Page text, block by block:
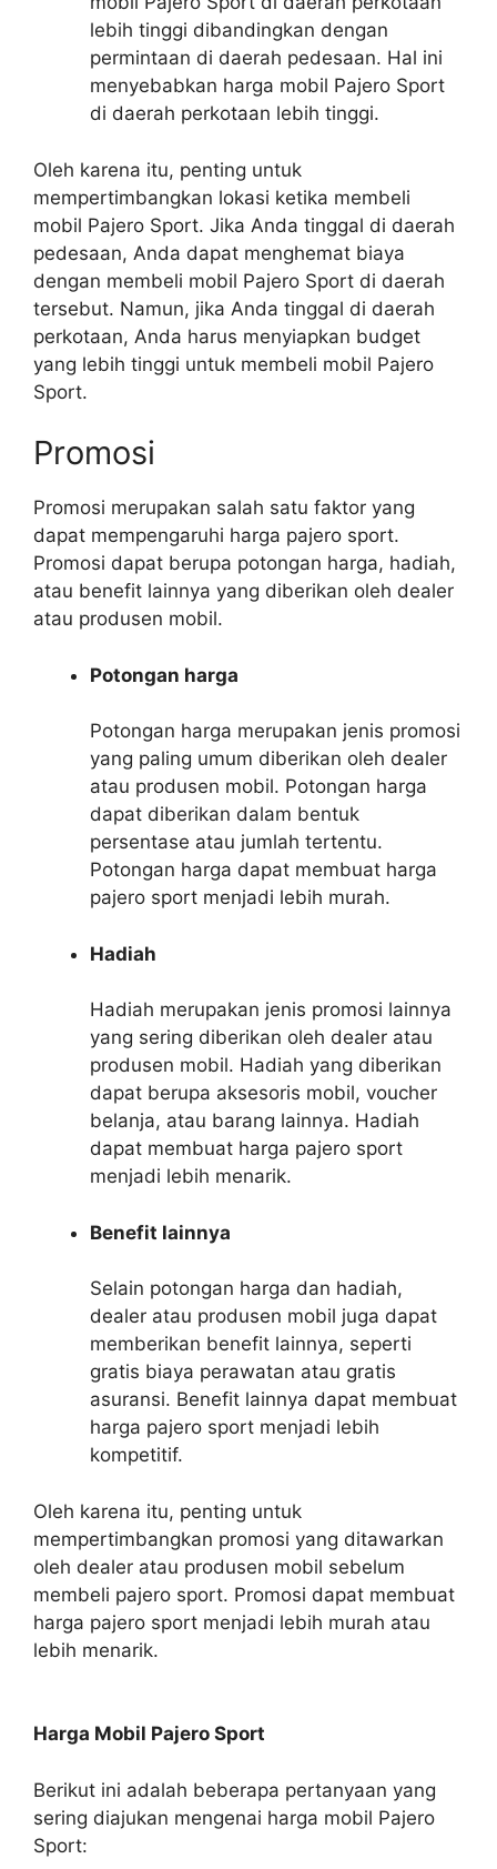
lebih tinggi dibandingkan dengan
permintaan di daerah pedesaan. Hal ini
menyebabkan harga mobil Pajero Sport
di daerah perkotaan lebih tinggi.
Oleh karena itu, penting untuk
mempertimbangkan lokasi ketika membeli
mobil Pajero Sport. Jika Anda tinggal di daerah
pedesaan, Anda dapat menghemat biaya
dengan membeli mobil Pajero Sport di daerah
tersebut. Namun, jika Anda tinggal di daerah
perkotaan, Anda harus menyiapkan budget
yang lebih tinggi untuk membeli mobil Pajero
Sport.
Promosi
Promosi merupakan salah satu faktor yang
dapat mempengaruhi harga pajero sport.
Promosi dapat berupa potongan harga, hadiah,
atau benefit lainnya yang diberikan oleh dealer
atau produsen mobil.
Potongan harga
Potongan harga merupakan jenis promosi
yang paling umum diberikan oleh dealer
atau produsen mobil. Potongan harga
dapat diberikan dalam bentuk
persentase atau jumlah tertentu.
Potongan harga dapat membuat harga
pajero sport menjadi lebih murah.
Hadiah
Hadiah merupakan jenis promosi lainnya
yang sering diberikan oleh dealer atau
produsen mobil. Hadiah yang diberikan
dapat berupa aksesoris mobil, voucher
belanja, atau barang lainnya. Hadiah
dapat membuat harga pajero sport
menjadi lebih menarik.
Benefit lainnya
Selain potongan harga dan hadiah,
dealer atau produsen mobil juga dapat
memberikan benefit lainnya, seperti
gratis biaya perawatan atau gratis
asuransi. Benefit lainnya dapat membuat
harga pajero sport menjadi lebih
kompetitif.
Oleh karena itu, penting untuk
mempertimbangkan promosi yang ditawarkan
oleh dealer atau produsen mobil sebelum
membeli pajero sport. Promosi dapat membuat
harga pajero sport menjadi lebih murah atau
lebih menarik.
Harga Mobil Pajero Sport
Berikut ini adalah beberapa pertanyaan yang
sering diajukan mengenai harga mobil Pajero
Sport: